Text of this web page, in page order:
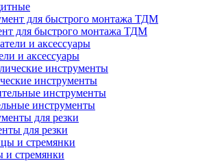
для быстрого монтажа ТДМ
и аксессуары
инструменты
инструменты
для резки
и стремянки